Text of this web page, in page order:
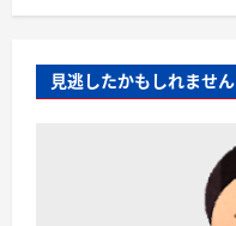
見逃したかもしれません